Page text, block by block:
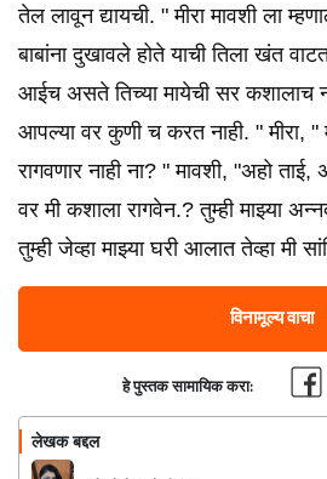
तेल लावून द्यायची. " मीरा मावशी ला
बाबांना दुखावले होते याची तिला खंत
आईच असते तिच्या मायेची सर कशालाच
आपल्या वर कुणी च करत नाही. " मीरा, "
रागवणार नाही ना? " मावशी, "अहो
वर मी कशाला रागवेन.? तुम्ही माझ्या
तुम्ही जेव्हा माझ्या घरी आलात तेव्हा मी
विनामूल्य वाचा
हे पुस्तक सामायिक करा:
लेखक बद्दल